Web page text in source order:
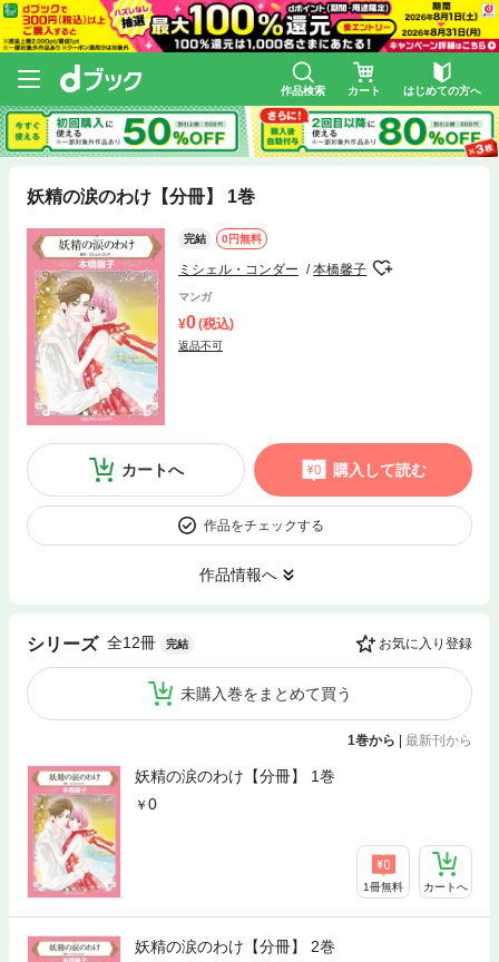
作品検索 カート はじめての方へ
妖精の涙のわけ【分冊】 1巻
完結 0円無料
ミシェル・コンダー 本橋馨子
マンガ
0(税込)
返品不可
カートへ 購入して読む
作品をチェックする
作品情報へ
シリーズ 全12冊 完結 お気に入り登録
未購入巻をまとめて買う
1巻から | 最新刊から
妖精の涙のわけ【分冊】 1巻
0
1冊無料 カートへ
妖精の涙のわけ【分冊】 2巻